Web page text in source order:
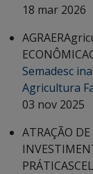
18 mar 2026
AGRAER
ECONÔMICA
Semadesc
Agricultura
03 nov 2025
ATRAÇÃO DE
PRÁTICAS